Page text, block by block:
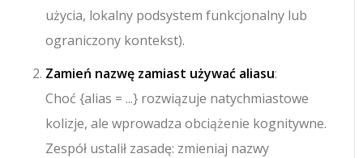
użycia, lokalny podsystem funkcjonalny lub
ograniczony kontekst).
Zamień nazwę zamiast używać aliasu:
Choć{alias = ...} rozwiązuje natychmiastowe
kolizje, ale wprowadza obciążenie kognitywne.
Zespół ustalił zasadę: zmieniaj nazwy